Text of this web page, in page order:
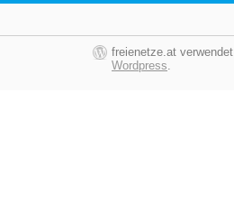
freienetze.at verwendet
Wordpress.